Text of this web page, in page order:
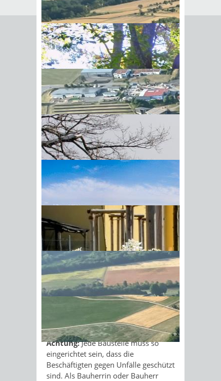
BIick vom Galgenberg auf
Hohenstadt
Sonnenschein am Morgen im
Ahornwald
Baustelle einrichten
Bevor Sie mit den Bauarbeiten
beginnen können, müssen Sie für die
Einrichtung einer Baustelle einige
Voraussetzungen erfüllen:
Beantragen Sie einen Baustrom-
und Bauwasseranschluss
beziehungsweise klären Sie
Nutzungsmöglichkeiten.
Stellen Sie eine
Zufahrtsmöglichkeit für
Baufahrzeuge her.
Beantragen Sie die Anschlüsse für
Strom, Wasser, Abwasser, Gas und
eventuell Telekommunikation.
Wenn Sie die Straßenfläche beim
Bauen benutzen, müssen Sie dies
genehmigen lassen.
Eventuell müssen Sie der
zuständigen Stelle die Einrichtung
der Baustelle ankündigen
(Vorankündigung der Einrichtung
einer Baustelle nach
Baustellenverordnung).
Bauschutt und Bauabfälle müssen
ordnungsgemäß entsorgt werden.
Details erfahren Sie bei Ihrem
Stadt- oder Landkreis.
Achtung:Jede Baustelle muss so
eingerichtet sein, dass die
Beschäftigten gegen Unfälle geschützt
sind. Als Bauherrin oder Bauherr